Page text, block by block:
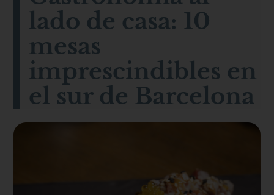
lado de casa: 10
mesas
imprescindibles en
el sur de Barcelona